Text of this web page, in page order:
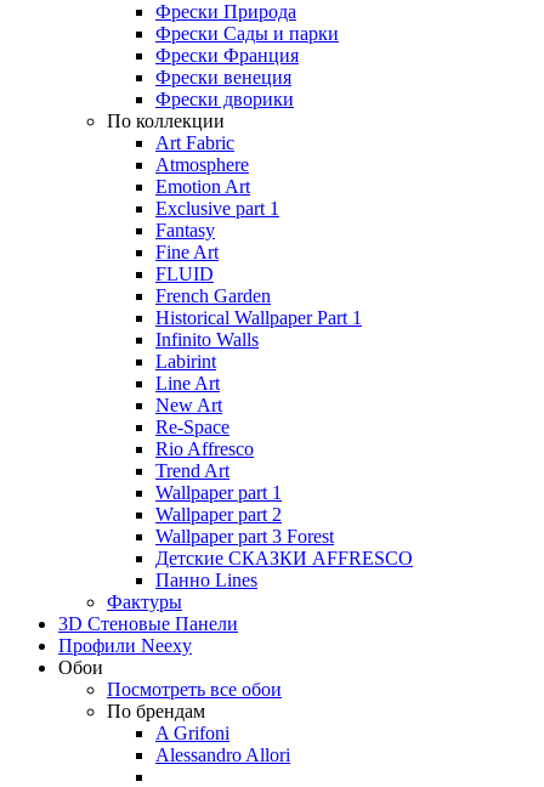
Фрески Природа
Фрески Сады и парки
Фрески Франция
Фрески венеция
Фрески дворики
По коллекции
Art Fabric
Atmosphere
Emotion Art
Exclusive part 1
Fantasy
Fine Art
FLUID
French Garden
Historical Wallpaper Part 1
Infinito Walls
Labirint
Line Art
New Art
Re-Space
Rio Affresco
Trend Art
Wallpaper part 1
Wallpaper part 2
Wallpaper part 3 Forest
Детские СКАЗКИ AFFRESCO
Панно Lines
Фактуры
3D Стеновые Панели
Профили Neexy
Обои
Посмотреть все обои
По брендам
A Grifoni
Alessandro Allori